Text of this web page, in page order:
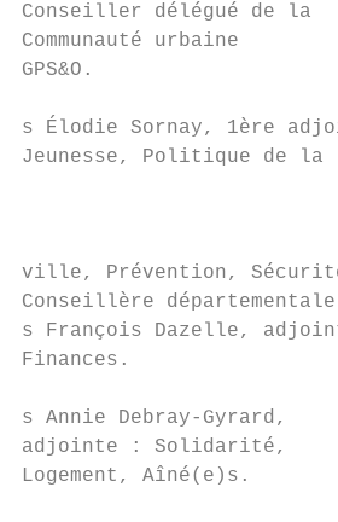
Conseiller délégué de la
Communauté urbaine
GPS&O.
s Élodie Sornay, 1ère
Jeunesse, Politique de la
ville, Prévention,
Conseillère
s François Dazelle,
Finances.
s Annie Debray-
adjointe : Solidarité,
Logement, Aîné(e)s.